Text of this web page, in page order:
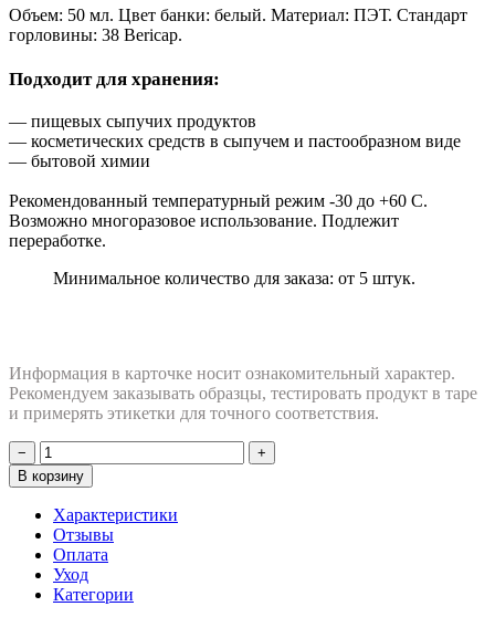
Объем: 50 мл. Цвет банки: белый. Материал: ПЭТ. Стандарт
горловины: 38 Bericap.
Подходит для хранения:
— пищевых сыпучих продуктов
— косметических средств в сыпучем и пастообразном виде
— бытовой химии
Рекомендованный температурный режим -30 до +60 С.
Возможно многоразовое использование. Подлежит
переработке.
Минимальное количество для заказа: от 5 штук.
Информация в карточке носит ознакомительный характер.
Рекомендуем заказывать образцы, тестировать продукт в таре
и примерять этикетки для точного соответствия.
−
+
В корзину
Характеристики
Отзывы
Оплата
Уход
Категории